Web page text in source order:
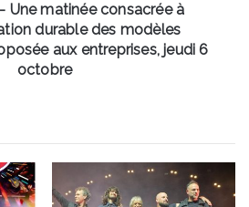
Une matinée consacrée à
durable des modèles
aux entreprises, jeudi 6
octobre